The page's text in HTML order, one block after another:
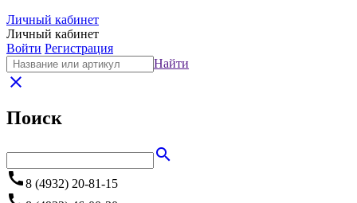
Личный кабинет
Личный кабинет
Войти Регистрация
Найти
close
Поиск
search
call8 (4932) 20-81-15